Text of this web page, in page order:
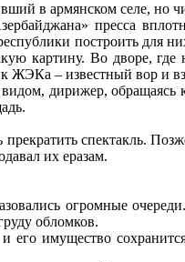
в армянском селе, но
пресса
построить для
картину. Во дворе,
ЖЭКа – известный вор и
дирижер,
спектакль.
их еразам.
огромные
обломков.
его имущество